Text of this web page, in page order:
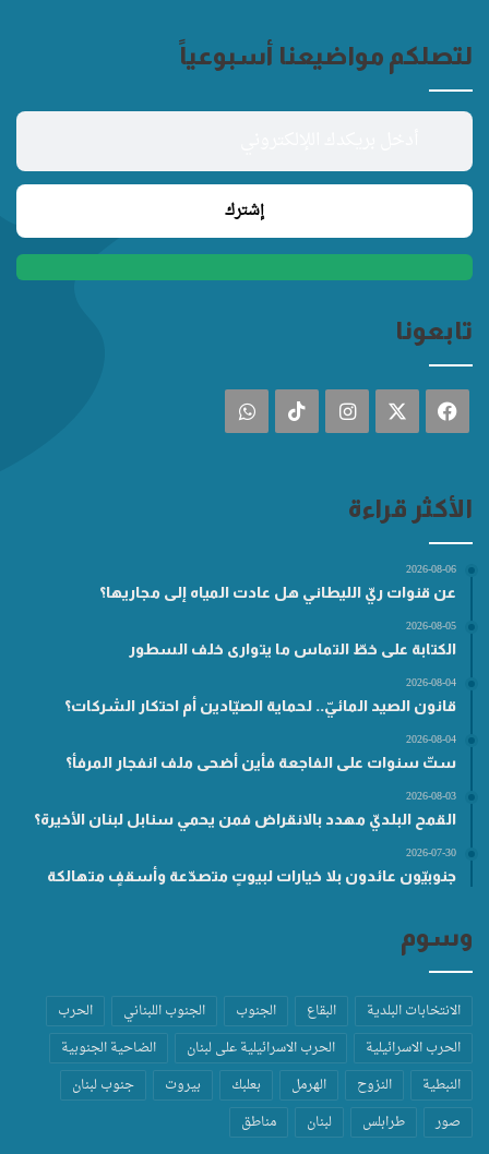
لتصلكم مواضيعنا أسبوعياً
تابعونا
فيسبوك انستقرام ‫TikTokواتساب
الأكثر قراءة
2026-08-06
عن قنوات ريّ الليطاني هل عادت المياه إلى مجاريها؟
2026-08-05
الكتابة على خطّ التماس ما يتوارى خلف السطور
2026-08-04
قانون الصيد المائيّ.. لحماية الصيّادين أم احتكار الشركات؟
2026-08-04
ستّ سنوات على الفاجعة فأين أضحى ملف انفجار المرفأ؟
2026-08-03
القمح البلديّ مهدد بالانقراض فمن يحمي سنابل لبنان الأخيرة؟
2026-07-30
جنوبيّون عائدون بلا خيارات لبيوتٍ متصدّعة وأسقفٍ متهالكة
وسوم
الانتخابات البلدية البقاع الجنوب الجنوب اللبناني
الحرب
الحرب الاسرائيلية
الحرب الاسرائيلية على لبنان
الضاحية الجنوبية
النبطية
النزوح الهرمل بعلبك بيروت
جنوب لبنان
صور
طرابلس لبنان مناطق